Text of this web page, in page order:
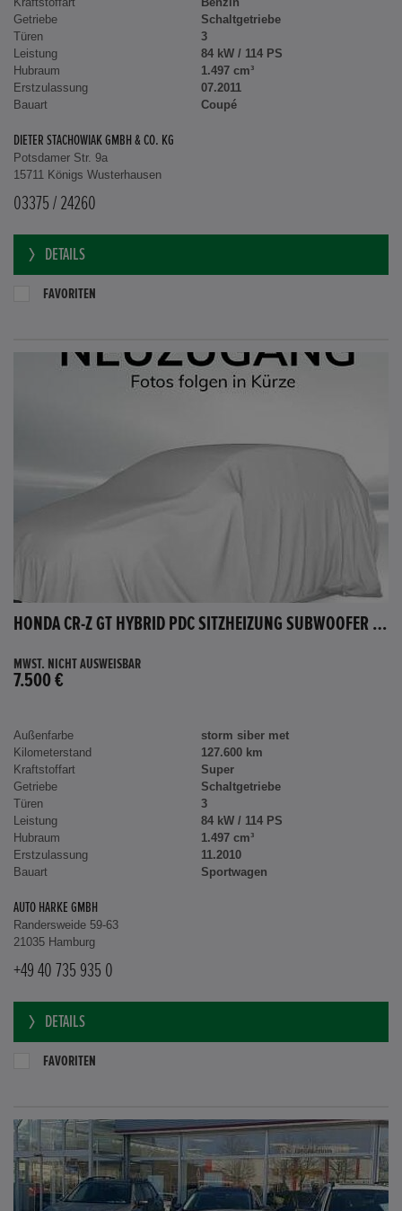
Getriebe
Schaltgetriebe
Türen
3
Leistung
84 kW / 114 PS
Hubraum
1.497 cm³
Erstzulassung
07.2011
Bauart
Coupé
DIETER STACHOWIAK GMBH & CO. KG
Potsdamer Str. 9a
15711 Königs Wusterhausen
03375 / 24260
DETAILS
FAVORITEN
HONDA CR-Z GT HYBRID PDC SITZHEIZUNG SUBWOOFER BLUETOOTH
MWST. NICHT AUSWEISBAR
7.500 €
Außenfarbe
storm siber met
Kilometerstand
127.600 km
Kraftstoffart
Super
Getriebe
Schaltgetriebe
Türen
3
Leistung
84 kW / 114 PS
Hubraum
1.497 cm³
Erstzulassung
11.2010
Bauart
Sportwagen
AUTO HARKE GMBH
Randersweide 59-63
21035 Hamburg
+49 40 735 935 0
DETAILS
FAVORITEN